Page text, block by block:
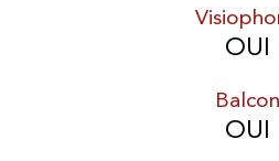
OUI
Balcon
OUI